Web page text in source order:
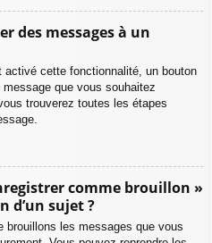
des messages à un
cette fonctionnalité, un bouton
que vous souhaitez
trouverez toutes les étapes
comme brouillon »
d’un sujet ?
brouillons les messages que vous